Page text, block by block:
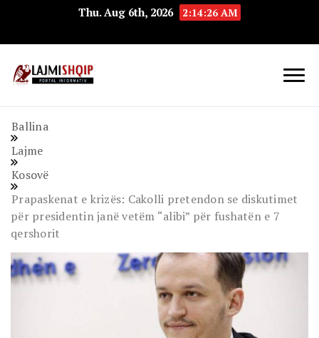
Thu. Aug 6th, 2026 2:14:27 AM
Ballina
Lajme
Kosovë
Prapaskenat e krizës: Cakolli pretendon se diskutimet
për presidentin janë vetëm “alibi” për fushatën e 7
qershorit